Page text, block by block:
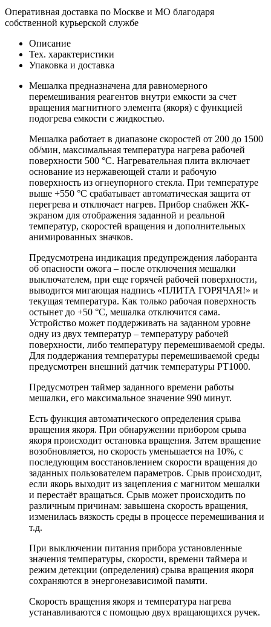
Оперативная доставка по Москве и МО благодаря
собственной курьерской службе
Описание
Тех. характеристики
Упаковка и доставка
Мешалка предназначена для равномерного
перемешивания реагентов внутри емкости за счет
вращения магнитного элемента (якоря) с функцией
подогрева емкости с жидкостью.
Мешалка работает в диапазоне скоростей от 200 до 1500
об/мин, максимальная температура нагрева рабочей
поверхности 500 °С. Нагревательная плита включает
основание из нержавеющей стали и рабочую
поверхность из огнеупорного стекла. При температуре
выше +550 °С срабатывает автоматическая защита от
перегрева и отключает нагрев. Прибор снабжен ЖК-
экраном для отображения заданной и реальной
температур, скоростей вращения и дополнительных
анимированных значков.
Предусмотрена индикация предупреждения лаборанта
об опасности ожога – после отключения мешалки
выключателем, при еще горячей рабочей поверхности,
выводится мигающая надпись «ПЛИТА ГОРЯЧАЯ!» и
текущая температура. Как только рабочая поверхность
остынет до +50 °C, мешалка отключится сама.
Устройство может поддерживать на заданном уровне
одну из двух температур – температуру рабочей
поверхности, либо температуру перемешиваемой среды.
Для поддержания температуры перемешиваемой среды
предусмотрен внешний датчик температуры PT1000.
Предусмотрен таймер заданного времени работы
мешалки, его максимальное значение 990 минут.
Есть функция автоматического определения срыва
вращения якоря. При обнаружении прибором срыва
якоря происходит остановка вращения. Затем вращение
возобновляется, но скорость уменьшается на 10%, с
последующим восcтановлением скорости вращения до
заданных пользователем параметров. Срыв происходит,
если якорь выходит из зацепления с магнитом мешалки
и перестаёт вращаться. Срыв может происходить по
различным причинам: завышена скорость вращения,
изменилась вязкость среды в процессе перемешивания и
т.д.
При выключении питания прибора установленные
значения температуры, скорости, времени таймера и
режим детекции (определения) срыва вращения якоря
сохраняются в энергонезависимой памяти.
Скорость вращения якоря и температура нагрева
устанавливаются с помощью двух вращающихся ручек.